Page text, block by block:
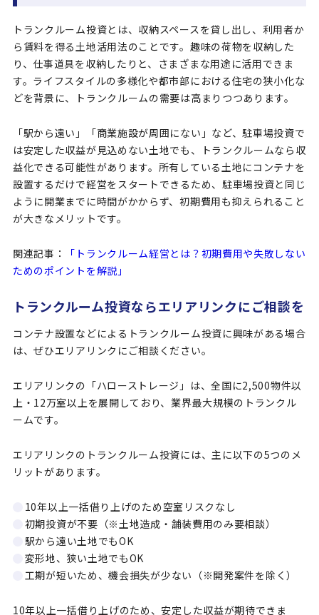
トランクルーム投資とは、収納スペースを貸し出し、利用者か
ら賃料を得る土地活用法のことです。趣味の荷物を収納した
り、仕事道具を収納したりと、さまざまな用途に活用できま
す。ライフスタイルの多様化や都市部における住宅の狭小化な
どを背景に、トランクルームの需要は高まりつつあります。
「駅から遠い」「商業施設が周囲にない」など、駐車場投資で
は安定した収益が見込めない土地でも、トランクルームなら収
益化できる可能性があります。所有している土地にコンテナを
設置するだけで経営をスタートできるため、駐車場投資と同じ
ように開業までに時間がかからず、初期費用も抑えられること
が大きなメリットです。
関連記事：
「トランクルーム経営とは？初期費用や失敗しない
ためのポイントを解説」
トランクルーム投資ならエリアリンクにご相談を
コンテナ設置などによるトランクルーム投資に興味がある場合
は、ぜひエリアリンクにご相談ください。
エリアリンクの「ハローストレージ」は、全国に2,500物件以
上・12万室以上を展開しており、業界最大規模のトランクル
ームです。
エリアリンクのトランクルーム投資には、主に以下の5つのメ
リットがあります。
10年以上一括借り上げのため空室リスクなし
初期投資が不要（※土地造成・舗装費用のみ要相談）
駅から遠い土地でもOK
変形地、狭い土地でもOK
工期が短いため、機会損失が少ない（※開発案件を除く）
10年以上一括借り上げのため、安定した収益が期待できま